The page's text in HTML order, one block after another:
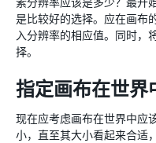
是比较好的选择。应在画布
入分辨率的相应值。同时，
择。
指定画布在世界
现在应考虑画布在世界中应
小，直至其大小看起来合适